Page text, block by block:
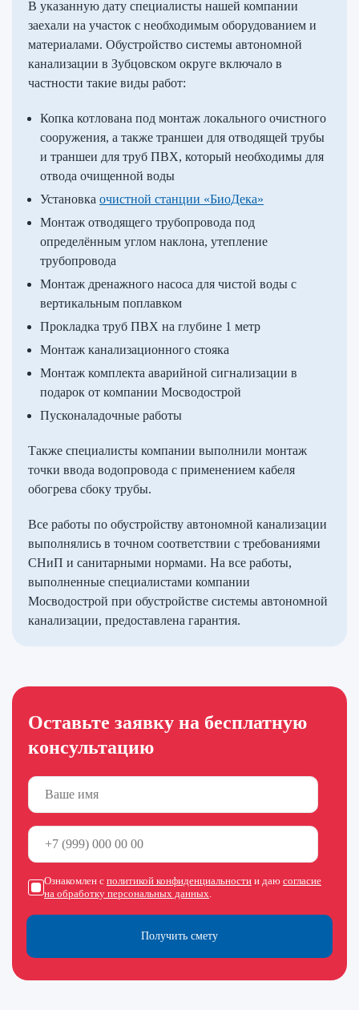
В указанную дату специалисты нашей компании
заехали на участок с необходимым оборудованием и
материалами. Обустройство системы автономной
канализации в Зубцовском округе включало в
частности такие виды работ:
Копка котлована под монтаж локального очистного
сооружения, а также траншеи для отводящей трубы
и траншеи для труб ПВХ, который необходимы для
отвода очищенной воды
Установка очистной станции «БиоДека»
Монтаж отводящего трубопровода под
определённым углом наклона, утепление
трубопровода
Монтаж дренажного насоса для чистой воды с
вертикальным поплавком
Прокладка труб ПВХ на глубине 1 метр
Монтаж канализационного стояка
Монтаж комплекта аварийной сигнализации в
подарок от компании Мосводострой
Пусконаладочные работы
Также специалисты компании выполнили монтаж
точки ввода водопровода с применением кабеля
обогрева сбоку трубы.
Все работы по обустройству автономной канализации
выполнялись в точном соответствии с требованиями
СНиП и санитарными нормами. На все работы,
выполненные специалистами компании
Мосводострой при обустройстве системы автономной
канализации, предоставлена гарантия.
Оставьте заявку на бесплатную
консультацию
Получить смету
Ознакомлен с политикой конфиденциальности и даю согласие
на обработку персональных данных.